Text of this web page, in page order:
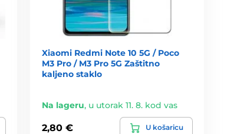
Xiaomi Redmi Note 10 5G / Poco
M3 Pro / M3 Pro 5G Zaštitno
kaljeno staklo
Na lageru, u utorak 11. 8. kod vas
2,80 € U košaricu